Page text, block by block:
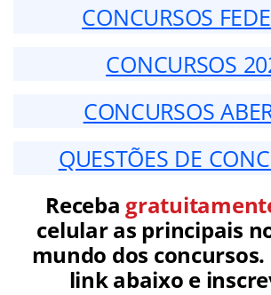
CONCURSOS
CONCURSOS
CONCURSOS
QUESTÕES DE
Receba
celular as principais
mundo dos concursos.
link abaixo e